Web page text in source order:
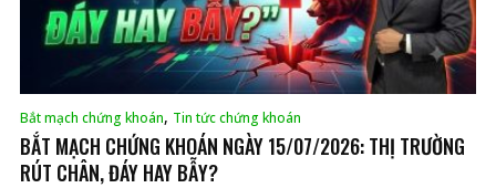
Bắt mạch chứng khoán, Tin tức chứng khoán
BẮT MẠCH CHỨNG KHOÁN NGÀY 15/07/2026: THỊ TRƯỜNG
RÚT CHÂN, ĐÁY HAY BẪY?